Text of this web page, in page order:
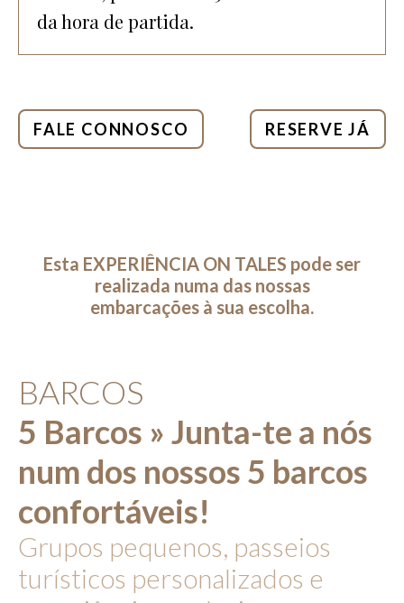
da hora de partida.
FALE CONNOSCO RESERVE JÁ
Esta EXPERIÊNCIA ON TALES pode ser
realizada numa das nossas
embarcações à sua escolha.
BARCOS
5 Barcos » Junta-te a nós
num dos nossos 5 barcos
confortáveis!
Grupos pequenos, passeios
turísticos personalizados e